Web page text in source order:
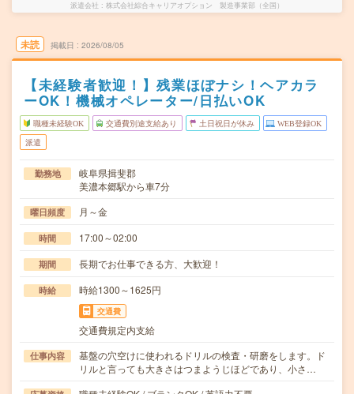
派遣会社 株式会社綜合キャリアオプション 製造事業部（全国）
未読 掲載日 2026/08/05
【未経験者歓迎！】残業ほぼナシ！ヘアカラ
ーOK！機械オペレーター/日払いOK
職種未経験OK 交通費別途支給あり 土日祝日が休み WEB登録OK
派遣
勤務地
岐阜県揖斐郡
美濃本郷駅から車7分
曜日頻度 月～金
時間 17:00～02:00
期間 長期でお仕事できる方、大歓迎！
時給 時給1300～1625円
交通費
交通費規定内支給
仕事内容
基盤の穴空けに使われるドリルの検査・研磨をします。ド
リルと言っても大きさはつまようじほどであり、小さ…